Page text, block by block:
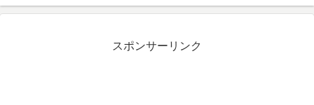
スポンサーリンク